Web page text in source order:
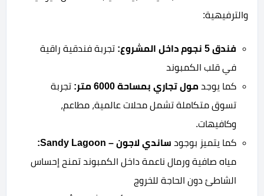
والترفيهية:
فندق 5 نجوم داخل المشروع:
تجربة فندقية راقية
في قلب الكمبوند
كما يوجد مول تجاري بمساحة 6000 متر:
تجربة
تسوق متكاملة تشمل محلات عالمية، مطاعم،
وكافيهات.
كما يتميز بوجود ساندي لاجون – Sandy Lagoon:
مياه صافية ورمال ناعمة داخل الكمبوند تمنح إحساس
الشاطئ دون الحاجة للخروج